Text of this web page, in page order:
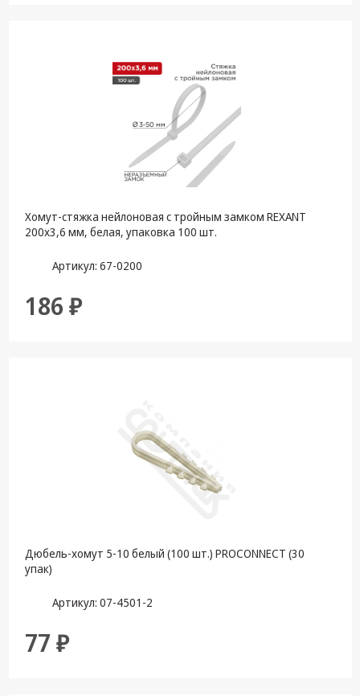
Хомут-стяжка нейлоновая с тройным замком REXANT
200x3,6 мм, белая, упаковка 100 шт.
Артикул: 67-0200
186 ₽
Дюбель-хомут 5-10 белый (100 шт.) PROCONNECT (30
упак)
Артикул: 07-4501-2
77 ₽